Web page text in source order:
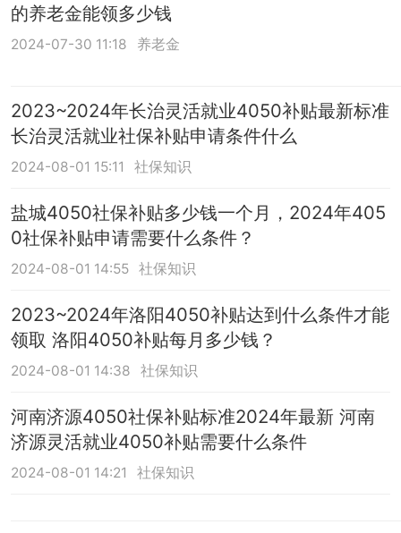
的养老金能领多少钱
2024-07-30 11:18 养老金
2023~2024年长治灵活就业4050补贴最新标准
长治灵活就业社保补贴申请条件什么
2024-08-01 15:11 社保知识
盐城4050社保补贴多少钱一个月，2024年405
0社保补贴申请需要什么条件？
2024-08-01 14:55 社保知识
2023~2024年洛阳4050补贴达到什么条件才能
领取 洛阳4050补贴每月多少钱？
2024-08-01 14:38 社保知识
河南济源4050社保补贴标准2024年最新 河南
济源灵活就业4050补贴需要什么条件
2024-08-01 14:21 社保知识